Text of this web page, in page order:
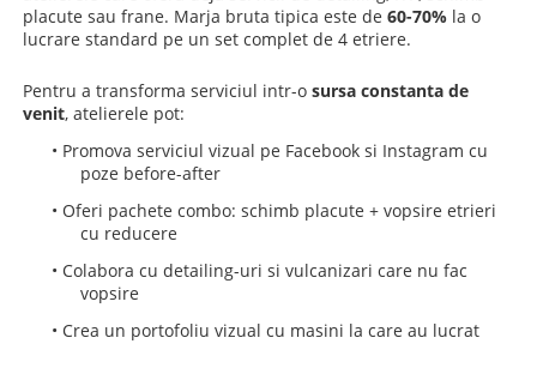
placute sau frane. Marja bruta tipica este de 60-70% la o
lucrare standard pe un set complet de 4 etriere.
Pentru a transforma serviciul intr-o sursa constanta de
venit, atelierele pot:
• Promova serviciul vizual pe Facebook si Instagram cu
poze before-after
• Oferi pachete combo: schimb placute + vopsire etrieri
cu reducere
• Colabora cu detailing-uri si vulcanizari care nu fac
vopsire
• Crea un portofoliu vizual cu masini la care au lucrat